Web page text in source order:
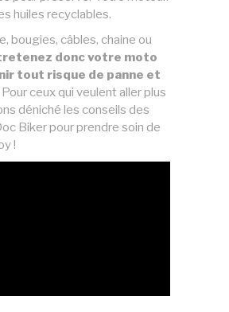
huiles recyclables.
bougies, câbles, chaine ou
donc votre moto
tout risque de panne et
Pour ceux qui veulent aller plus
déniché les conseils des
Biker pour prendre soin de
!